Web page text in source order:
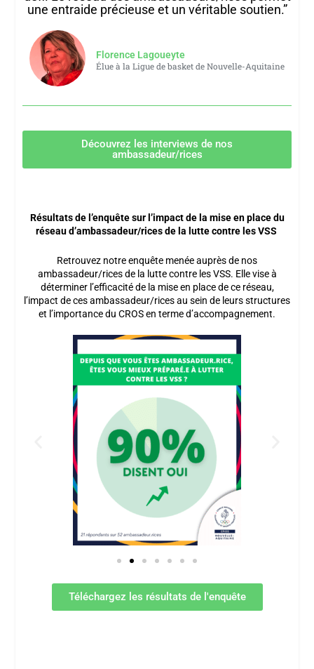
une entraide précieuse et un véritable soutien.”
Florence Lagoueyte
Élue à la Ligue de basket de Nouvelle-Aquitaine
Découvrez les interviews de nos
ambassadeur/rices
Résultats de l’enquête sur l’impact de la mise en place du
réseau d’ambassadeur/rices de la lutte contre les VSS
Retrouvez notre enquête menée auprès de nos
ambassadeur/rices de la lutte contre les VSS. Elle vise à
déterminer l’efficacité de la mise en place de ce réseau,
l’impact de ces ambassadeur/rices au sein de leurs structures
et l’importance du CROS en terme d’accompagnement.
Téléchargez les résultats de l'enquête